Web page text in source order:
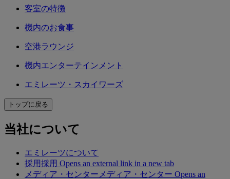
客室の特徴
機内のお食事
空港ラウンジ
機内エンターテインメント
エミレーツ・スカイワーズ
トップに戻る
当社について
エミレーツについて
採用採用 Opens an external link in a new tab
メディア・センター メディア・センター Opens an